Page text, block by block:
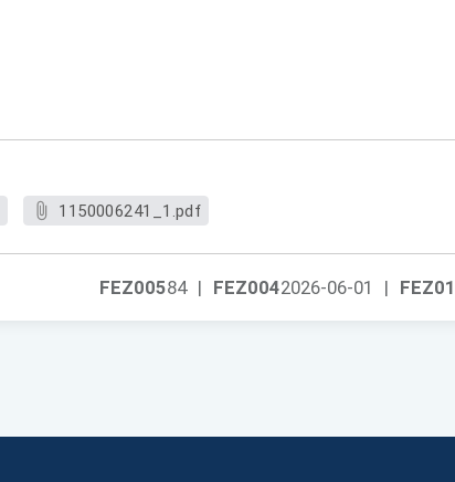
1150006241_1.pdf
FEZ0042026-06-01 |
FEZ00584 |